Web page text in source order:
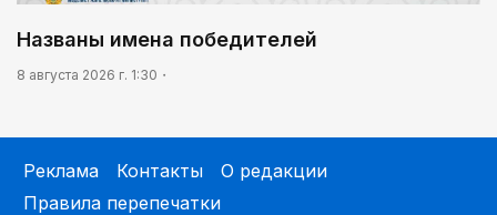
Названы имена победителей
8 августа 2026 г. 1:30
Реклама Контакты
О редакции
Правила перепечатки